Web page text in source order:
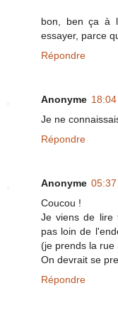
bon, ben ça à
essayer, parce
Répondre
Anonyme 18:04
Je ne
Répondre
Anonyme 05:37
Coucou !
Je viens de lire
pas loin de
(je prends la rue
On devrait se
Répondre